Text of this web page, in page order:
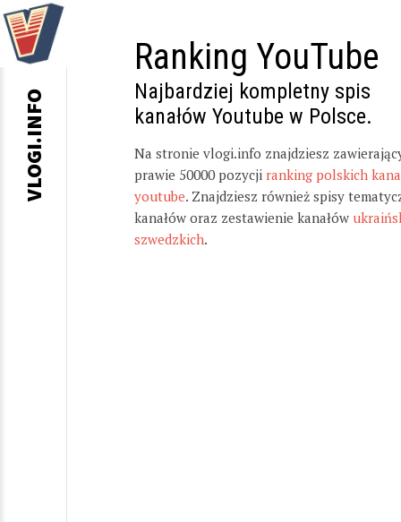
Ranking YouTube
Najbardziej kompletny spis
kanałów Youtube w Polsce.
Na stronie vlogi.info znajdziesz
prawie 50000 pozycji ranking polskich
youtube. Znajdziesz również spisy
kanałów oraz zestawienie kanałów
szwedzkich.
VLOGI.INFO